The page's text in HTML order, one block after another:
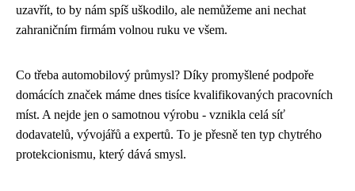
uzavřít, to by nám spíš uškodilo, ale nemůžeme ani nechat
zahraničním firmám volnou ruku ve všem.
Co třeba automobilový průmysl? Díky promyšlené podpoře
domácích značek máme dnes tisíce kvalifikovaných pracovních
míst. A nejde jen o samotnou výrobu - vznikla celá síť
dodavatelů, vývojářů a expertů. To je přesně ten typ chytrého
protekcionismu, který dává smysl.